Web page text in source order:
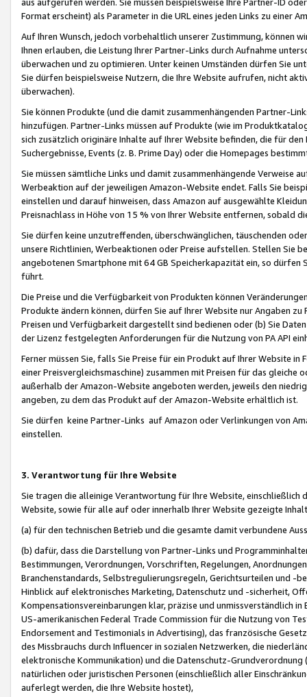
Format erscheint) als Parameter in die URL eines jeden Links zu einer
Auf Ihren Wunsch, jedoch vorbehaltlich unserer Zustimmung, können
Ihnen erlauben, die Leistung Ihrer Partner-Links durch Aufnahme
überwachen und zu optimieren. Unter keinen Umständen dürfen Sie
Sie dürfen beispielsweise Nutzern, die Ihre Website aufrufen, nicht
überwachen).
Sie können Produkte (und die damit zusammenhängenden Partner-
hinzufügen. Partner-Links müssen auf Produkte (wie im
sich zusätzlich originäre Inhalte auf Ihrer Website befinden, die für
Suchergebnisse, Events (z. B. Prime Day) oder die Homepages
Sie müssen sämtliche Links und damit zusammenhängende
Werbeaktion auf der jeweiligen Amazon-Website endet. Falls Sie
einstellen und darauf hinweisen, dass Amazon auf ausgewählte
Preisnachlass in Höhe von 15 % von Ihrer Website entfernen, sobald
Sie dürfen keine unzutreffenden, überschwänglichen, täuschenden
unsere Richtlinien, Werbeaktionen oder Preise aufstellen. Stellen Sie
angebotenen Smartphone mit 64 GB Speicherkapazität ein, so dürfen
führt.
Die Preise und die Verfügbarkeit von Produkten können
Produkte ändern können, dürfen Sie auf Ihrer Website nur Angaben
Preisen und Verfügbarkeit dargestellt sind bedienen oder (b) Sie
der Lizenz festgelegten Anforderungen für die Nutzung von PA API
Ferner müssen Sie, falls Sie Preise für ein Produkt auf Ihrer Website
einer Preisvergleichsmaschine) zusammen mit Preisen für das
außerhalb der Amazon-Website angeboten werden, jeweils den
angeben, zu dem das Produkt auf der Amazon-Website erhältlich ist.
Sie dürfen keine Partner-Links auf Amazon oder Verlinkungen von
einstellen.
3. Verantwortung für Ihre Website
Sie tragen die alleinige Verantwortung für Ihre Website,
Website, sowie für alle auf oder innerhalb Ihrer Website gezeigte
(a) für den technischen Betrieb und die gesamte damit verbundene
(b) dafür, dass die Darstellung von Partner-Links und
Bestimmungen, Verordnungen, Vorschriften, Regelungen,
Branchenstandards, Selbstregulierungsregeln, Gerichtsurteilen und -
Hinblick auf elektronisches Marketing, Datenschutz und -sicherheit,
Kompensationsvereinbarungen klar, präzise und unmissverständlich
US-amerikanischen Federal Trade Commission für die Nutzung von
Endorsement and Testimonials in Advertising), das französische
des Missbrauchs durch Influencer in sozialen Netzwerken, die
elektronische Kommunikation) und die Datenschutz-
natürlichen oder juristischen Personen (einschließlich aller
auferlegt werden, die Ihre Website hostet),